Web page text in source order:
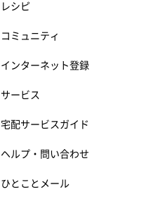
レシピ
コミュニティ
インターネット登録
サービス
宅配サービスガイド
ヘルプ・問い合わせ
ひとことメール